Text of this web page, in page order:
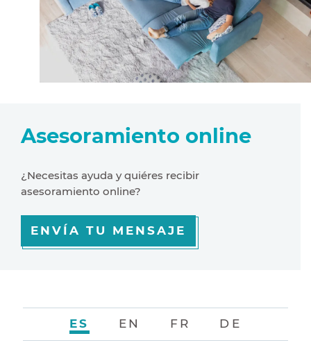
Asesoramiento online
¿Necesitas ayuda y quiéres recibir
asesoramiento online?
ENVÍA TU MENSAJE
ES EN FR DE